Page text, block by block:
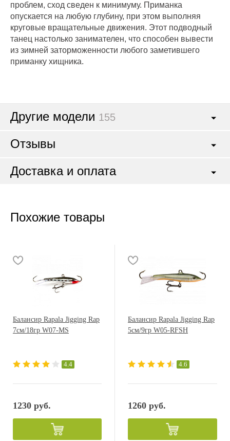
проблем, сход сведен к минимуму. Приманка
опускается на любую глубину, при этом выполняя
круговые вращательные движения. Этот подводный
танец настолько занимателен, что способен вывести
из зимней заторможенности любого заметившего
приманку хищника.
Другие модели 155
Отзывы
Доставка и оплата
Похожие товары
Балансир Rapala Jigging Rap
7см/18гр W07-MS
4.4
1230 руб.
Балансир Rapala Jigging Rap
5см/9гр W05-RFSH
4.6
1260 руб.